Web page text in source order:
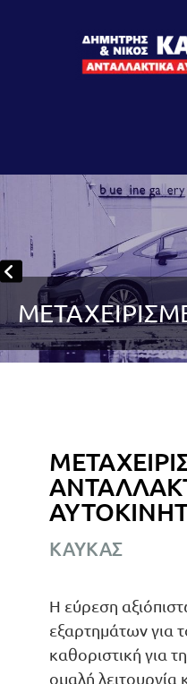
ΚΑΥΚΑΣ
Η εύρεση
εξαρτημάτων για
καθοριστική για
ομαλή λειτουργία